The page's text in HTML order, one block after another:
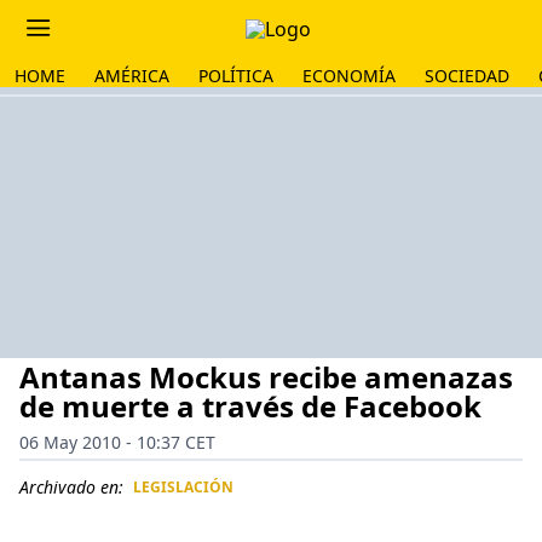
HOME AMÉRICA POLÍTICA ECONOMÍA SOCIEDAD
Antanas Mockus recibe amenazas
de muerte a través de Facebook
06 May 2010 - 10:37 CET
Archivado en: LEGISLACIÓN